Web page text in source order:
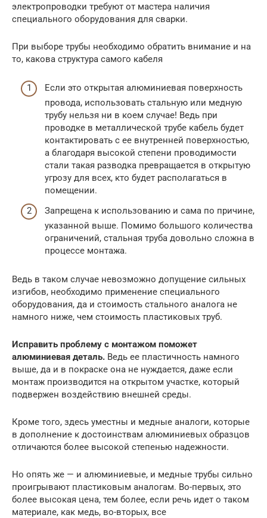
электропроводки требуют от мастера наличия
специального оборудования для сварки.
При выборе трубы необходимо обратить внимание и на
то, какова структура самого кабеля
Если это открытая алюминиевая поверхность
провода, использовать стальную или медную
трубу нельзя ни в коем случае! Ведь при
проводке в металлической трубе кабель будет
контактировать с ее внутренней поверхностью,
а благодаря высокой степени проводимости
стали такая разводка превращается в открытую
угрозу для всех, кто будет располагаться в
помещении.
Запрещена к использованию и сама по причине,
указанной выше. Помимо большого количества
ограничений, стальная труба довольно сложна в
процессе монтажа.
Ведь в таком случае невозможно допущение сильных
изгибов, необходимо применение специального
оборудования, да и стоимость стального аналога не
намного ниже, чем стоимость пластиковых труб.
Исправить проблему с монтажом поможет
алюминиевая деталь. Ведь ее пластичность намного
выше, да и в покраске она не нуждается, даже если
монтаж производится на открытом участке, который
подвержен воздействию внешней среды.
Кроме того, здесь уместны и медные аналоги, которые
в дополнение к достоинствам алюминиевых образцов
отличаются более высокой степенью надежности.
Но опять же — и алюминиевые, и медные трубы сильно
проигрывают пластиковым аналогам. Во-первых, это
более высокая цена, тем более, если речь идет о таком
материале, как медь, во-вторых, все